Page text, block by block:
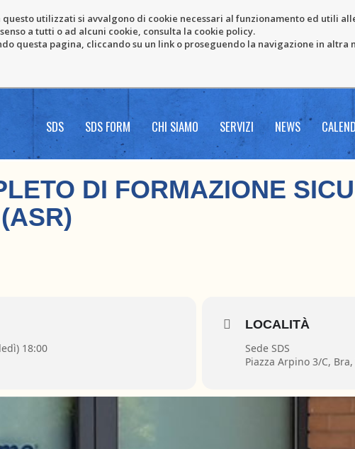
utilizzati si avvalgono di cookie necessari al funzionamento ed utili
a tutti o ad alcuni cookie, consulta la cookie policy.
questa pagina, cliccando su un link o proseguendo la navigazione in altra
SDS SDS FORM CHI SIAMO SERVIZI NEWS
DI FORMAZIONE
18:00
LOCALITÀ
Sede SDS
Piazza Arpino 3/C,